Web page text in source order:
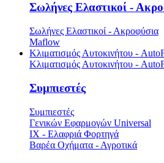
Σωλήνες Ελαστικοί -
Σωλήνες Ελαστικοί - Ακροφύσια
Maflow
Κλιματισμός Αυτοκινήτου -
Κλιματισμός Αυτοκινήτου -
Συμπιεστές
Συμπιεστές
Γενικών Εφαρμογών Universal
ΙΧ - Ελαφριά Φορτηγά
Βαρέα Οχήματα - Αγροτικά